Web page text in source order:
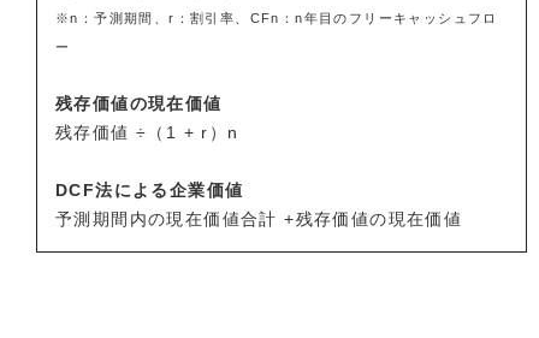
※n：予測期間、r：割引率、CFn：n年目のフリーキャッシュフロ
ー
残存価値の現在価値
残存価値 ÷（1 + r）n
DCF法による企業価値
予測期間内の現在価値合計 +残存価値の現在価値